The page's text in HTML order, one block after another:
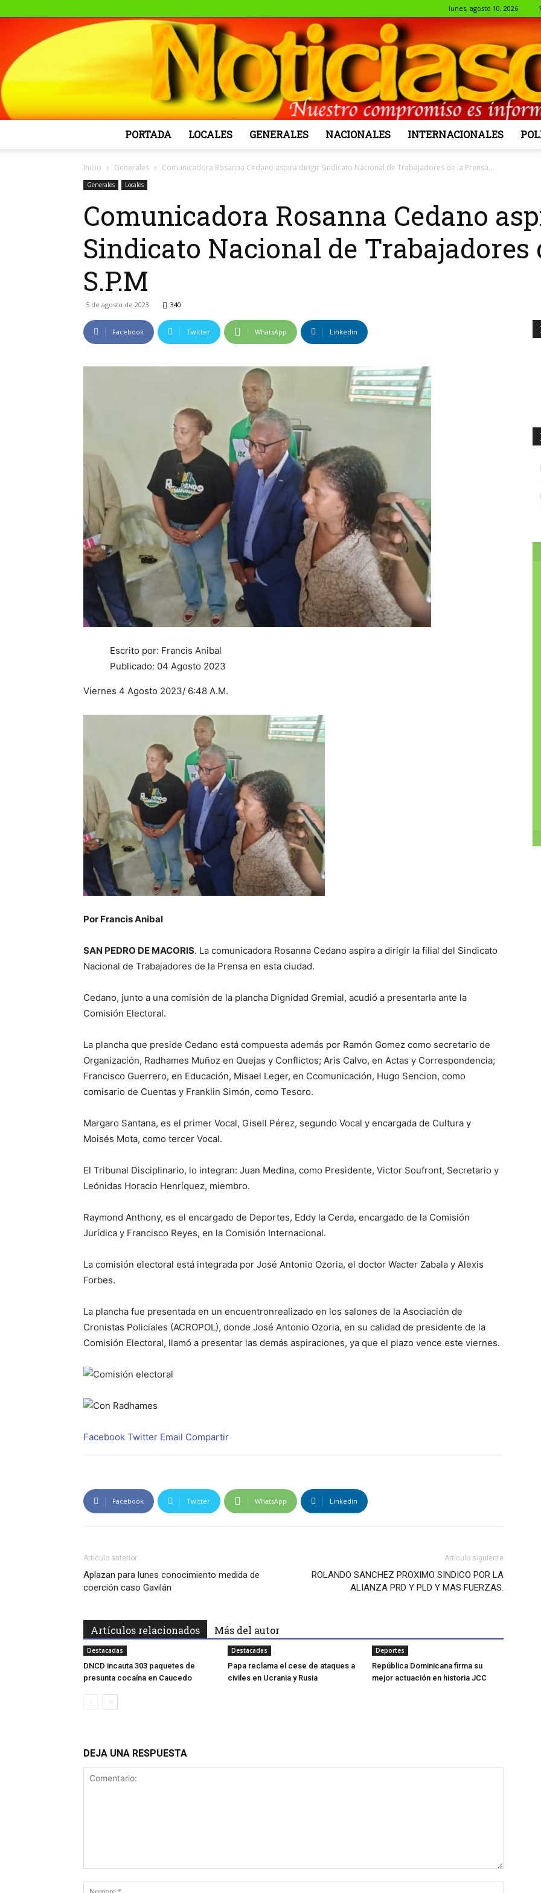
lunes, agosto 10, 2026
PORTADA LOCALES GENERALES NACIONALES INTERNACIONALES
Inicio Generales Comunicadora Rosanna Cedano aspira dirigir Sindicato Nacional de Trabajadores de la Prensa...
Generales Locales
Comunicadora Rosanna Cedano
Sindicato Nacional de Trabajadores
S.P.M
5 de agosto de 2023 340
Facebook Twitter WhatsApp Linkedin
Escrito por: Francis Anibal
Publicado: 04 Agosto 2023
Viernes 4 Agosto 2023/ 6:48 A.M.
Por Francis Anibal
SAN PEDRO DE MACORIS. La comunicadora Rosanna Cedano aspira a dirigir la filial del Sindicato
Nacional de Trabajadores de la Prensa en esta ciudad.
Cedano, junto a una comisión de la plancha Dignidad Gremial, acudió a presentarla ante la
Comisión Electoral.
La plancha que preside Cedano está compuesta además por Ramón Gomez como secretario de
Organización, Radhames Muñoz en Quejas y Conflictos; Aris Calvo, en Actas y Correspondencia;
Francisco Guerrero, en Educación, Misael Leger, en Ccomunicación, Hugo Sencion, como
comisario de Cuentas y Franklin Simón, como Tesoro.
Margaro Santana, es el primer Vocal, Gisell Pérez, segundo Vocal y encargada de Cultura y
Moisés Mota, como tercer Vocal.
El Tribunal Disciplinario, lo integran: Juan Medina, como Presidente, Victor Soufront, Secretario y
Leónidas Horacio Henríquez, miembro.
Raymond Anthony, es el encargado de Deportes, Eddy la Cerda, encargado de la Comisión
Jurídica y Francisco Reyes, en la Comisión Internacional.
La comisión electoral está integrada por José Antonio Ozoria, el doctor Wacter Zabala y Alexis
Forbes.
La plancha fue presentada en un encuentronrealizado en los salones de la Asociación de
Cronistas Policiales (ACROPOL), donde José Antonio Ozoria, en su calidad de presidente de la
Comisión Electoral, llamó a presentar las demás aspiraciones, ya que el plazo vence este viernes.
Facebook Twitter Email Compartir
Facebook Twitter WhatsApp Linkedin
Artículo anterior
Aplazan para lunes conocimiento medida de
coerción caso Gavilán
Artículo siguiente
ROLANDO SANCHEZ PROXIMO SINDICO POR LA
ALIANZA PRD Y PLD Y MAS FUERZAS.
Artículos relacionados Más del autor
Destacadas
DNCD incauta 303 paquetes de
presunta cocaína en Caucedo
Destacadas
Papa reclama el cese de ataques a
civiles en Ucrania y Rusia
Deportes
República Dominicana firma su
mejor actuación en historia JCC
DEJA UNA RESPUESTA